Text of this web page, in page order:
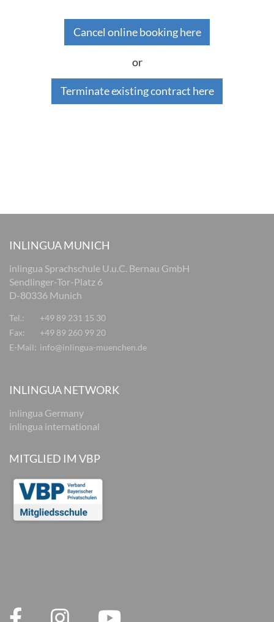
Cancel online booking here
or
Terminate existing contract here
INLINGUA MUNICH
inlingua Sprachschule U.u.C. Bernau GmbH
Sendlinger-Tor-Platz 6
D-80336 Munich
Tel.:
+49 89 231 15 30
Fax:
+49 89 260 99 20
E-Mail: info@inlingua-muenchen.de
INLINGUA NETWORK
inlingua Germany
inlingua international
MITGLIED IM VBP